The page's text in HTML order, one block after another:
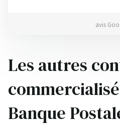
avis
Les autres
Banque